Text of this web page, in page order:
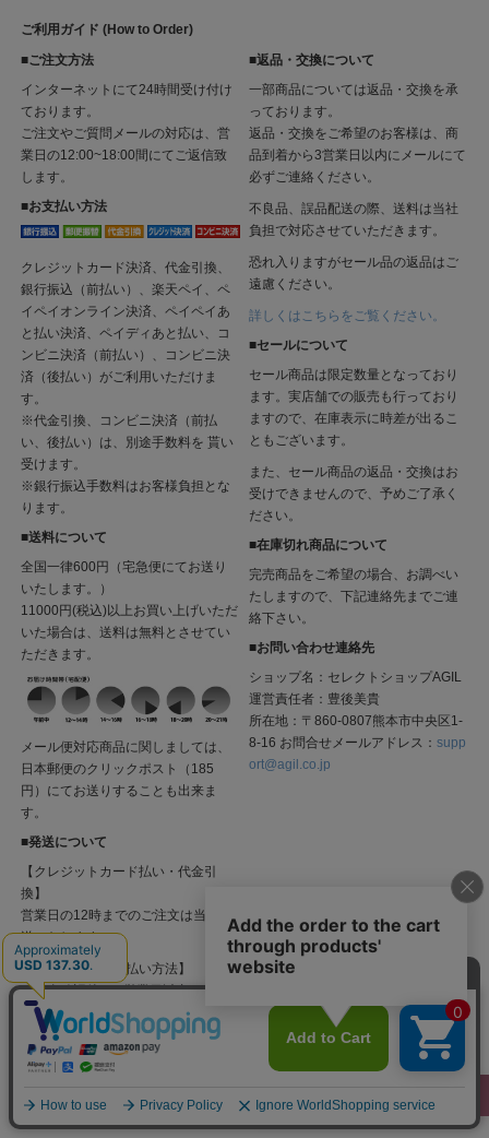
ご利用ガイド (How to Order)
■ご注文方法
インターネットにて24時間受け付け
ております。
ご注文やご質問メールの対応は、営
業日の12:00~18:00間にてご返信致
します。
■お支払い方法
クレジットカード決済、代金引換、
銀行振込（前払い）、楽天ペイ、ペ
イペイオンライン決済、ペイペイあ
と払い決済、ペイディあと払い、コ
ンビニ決済（前払い）、コンビニ決
済（後払い）がご利用いただけま
す。
※代金引換、コンビニ決済（前払
い、後払い）は、別途手数料を 貰い
受けます。
※銀行振込手数料はお客様負担とな
ります。
■送料について
全国一律600円（宅急便にてお送り
いたします。）
11000円(税込)以上お買い上げいただ
いた場合は、送料は無料とさせてい
ただきます。
メール便対応商品に関しましては、
日本郵便のクリックポスト（185
円）にてお送りすることも出来ま
す。
■発送について
【クレジットカード払い・代金引
換】
営業日の12時までのご注文は当日発
送いたします。
【上記以外のお支払い方法】
ご入金確認後、3 営業日以内に発送
いたします。
■返品・交換について
一部商品については返品・交換を承
っております。
返品・交換をご希望のお客様は、商
品到着から3営業日以内にメールにて
必ずご連絡ください。
不良品、誤品配送の際、送料は当社
負担で対応させていただきます。
恐れ入りますがセール品の返品はご
遠慮ください。
詳しくはこちらをご覧ください。
■セールについて
セール商品は限定数量となっており
ます。実店舗での販売も行っており
ますので、在庫表示に時差が出るこ
ともございます。
また、セール商品の返品・交換はお
受けできませんので、予めご了承く
ださい。
■在庫切れ商品について
完売商品をご希望の場合、お調べい
たしますので、下記連絡先までご連
絡下さい。
■お問い合わせ連絡先
ショップ名：セレクトショップAGIL
運営責任者：豊後美貴
所在地：〒860-0807熊本市中央区1-
8-16 お問合せメールアドレス：supp
ort@agil.co.jp